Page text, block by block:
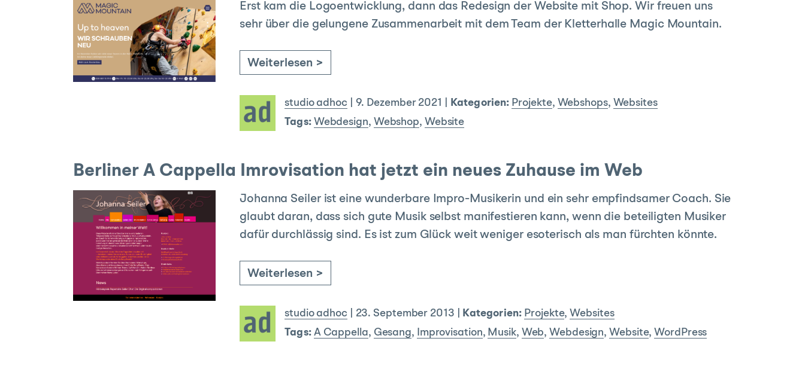
Erst kam die Logoentwicklung, dann das Redesign der Website mit Shop. Wir freuen uns
sehr über die gelungene Zusammenarbeit mit dem Team der Kletterhalle Magic Mountain.
Weiterlesen >
studio adhoc 9. Dezember 2021 Kategorien: Projekte, Webshops, Websites
Tags: Webdesign, Webshop, Website
Berliner A Cappella Imrovisation hat jetzt ein neues Zuhause im Web
Johanna Seiler ist eine wunderbare Impro-Musikerin und ein sehr empfindsamer Coach. Sie
glaubt daran, dass sich gute Musik selbst manifestieren kann, wenn die beteiligten Musiker
dafür durchlässig sind. Es ist zum Glück weit weniger esoterisch als man fürchten könnte.
Weiterlesen >
studio adhoc 23. September 2013 Kategorien: Projekte, Websites
Tags: A Cappella, Gesang, Improvisation, Musik, Web, Webdesign, Website, WordPress